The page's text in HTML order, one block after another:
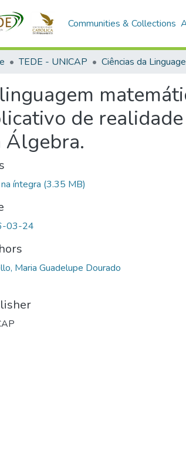
Communities & Collections
TEDE - UNICAP Ciências da
de
Álgebra.
íntegra (3.35 MB)
03-24
Maria Guadelupe Dourado